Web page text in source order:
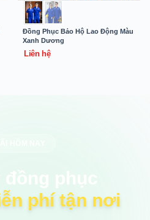
Đồng Phục Bảo Hộ Lao Động Màu
Xanh Dương
Liên hệ
đồng phục
phí tận nơi